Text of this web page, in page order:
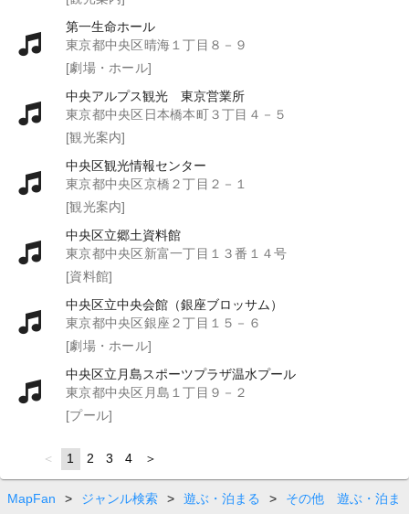
第一生命ホール
東京都中央区晴海１丁目８－９
[劇場・ホール]
中央アルプス観光 東京営業所
東京都中央区日本橋本町３丁目４－５
[観光案内]
中央区観光情報センター
東京都中央区京橋２丁目２－１
[観光案内]
中央区立郷土資料館
東京都中央区新富一丁目１３番１４号
[資料館]
中央区立中央会館（銀座ブロッサム）
東京都中央区銀座２丁目１５－６
[劇場・ホール]
中央区立月島スポーツプラザ温水プール
東京都中央区月島１丁目９－２
[プール]
page
You're
on
page
1 page
2 page
3 page
4 page
MapFan > ジャンル検索 > 遊ぶ・泊まる >
その他 遊ぶ・泊ま